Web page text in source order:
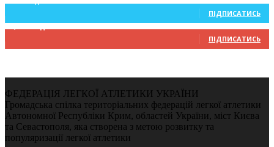
ПІДПИСАТИСЬ
ПІДПИСАТИСЬ
ФЕДЕРАЦІЯ ЛЕГКОЇ АТЛЕТИКИ УКРАЇНИ
Громадська спілка територіальних федерацій легкої атлетики
Автономної Республіки Крим, областей України, міст Києва
та Севастополя, яка створена з метою розвитку та
популяризації легкої атлетики